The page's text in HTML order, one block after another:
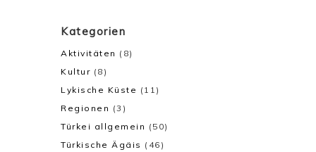
Kategorien
Aktivitäten (8)
Kultur (8)
Lykische Küste (11)
Regionen (3)
Türkei allgemein (50)
Türkische Ägäis (46)